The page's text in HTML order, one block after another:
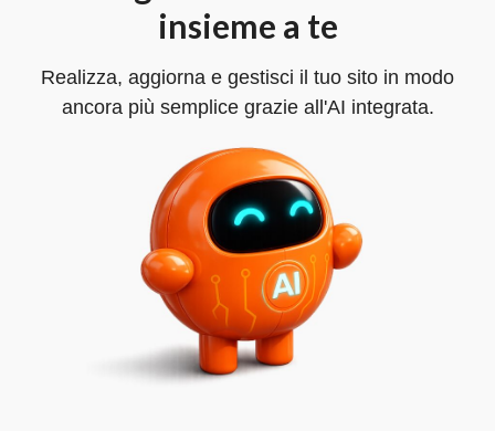
insieme a te
Realizza, aggiorna e gestisci il tuo sito in modo
ancora più semplice grazie all'AI integrata.